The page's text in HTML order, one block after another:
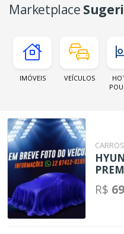
Marketplace
IMÓVEIS VEÍCULOS
R$